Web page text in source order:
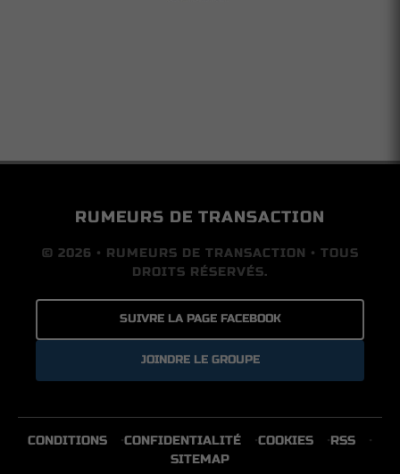
RUMEURS DE TRANSACTION
© 2026 • RUMEURS DE TRANSACTION • TOUS
DROITS RÉSERVÉS.
SUIVRE LA PAGE FACEBOOK
JOINDRE LE GROUPE
CONDITIONS CONFIDENTIALITÉ COOKIES
RSS
SITEMAP